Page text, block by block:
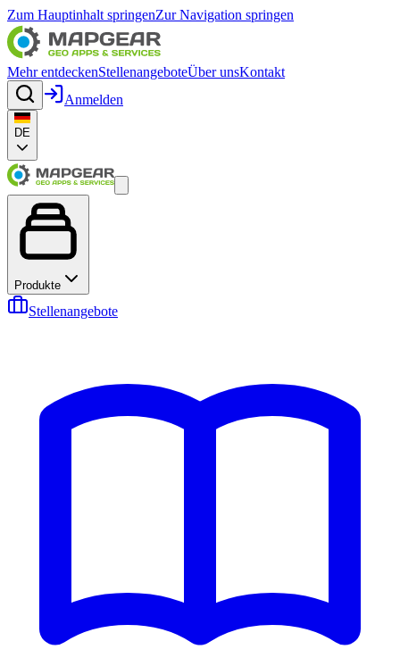
Zum Hauptinhalt springenZur Navigation springen
Mehr entdeckenStellenangeboteÜber unsKontakt
Anmelden
DE
Produkte
Stellenangebote